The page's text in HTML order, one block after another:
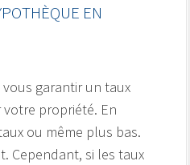
EN
garantir un taux
propriété. En
ou même plus bas.
Cependant, si les taux